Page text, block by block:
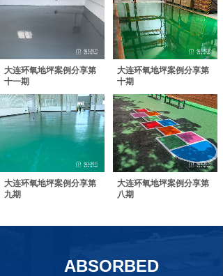
大连环氧地坪案例分享第
十一期
大连环氧地坪案例分享第
十期
大连环氧地坪案例分享第
九期
大连环氧地坪案例分享第
八期
ABSORBED